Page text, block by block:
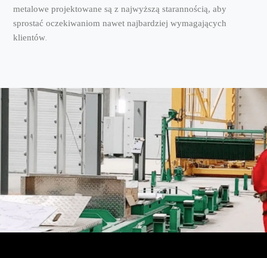
metalowe projektowane są z najwyższą starannością, aby
sprostać oczekiwaniom nawet najbardziej wymagających
klientów